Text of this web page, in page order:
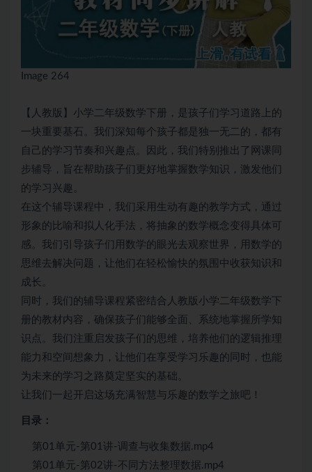
Image 264
【人教版】小学二年级数学下册，是孩子们学习道路上的
一块重要基石。我们深知每个孩子都是独一无二的，都有
自己的学习节奏和兴趣点。因此，我们特别推出了网课同
步辅导，旨在帮助孩子们更好地掌握数学知识，激发他们
的学习兴趣。
在这个辅导课程中，我们采用生动有趣的教学方式，通过
形象的比喻和拟人化手法，将抽象的数学概念变得具体可
感。我们引导孩子们用数学的眼光去观察世界，用数学的
思维去解决问题，让他们在轻松愉快的氛围中收获知识和
成长。
同时，我们的辅导课程紧密结合人教版小学二年级数学下
册的教材内容，确保孩子们能够全面、系统地掌握所学知
识点。我们注重启发孩子们的思维，培养他们的逻辑推理
能力和空间想象力，让他们在享受学习乐趣的同时，也能
为未来的学习之路奠定坚实的基础。
让我们一起开启这场充满智慧与乐趣的数学之旅吧！
目录：
第01单元-第01讲-调查与收集数据.mp4
第01单元-第02讲-不同方法整理数据.mp4